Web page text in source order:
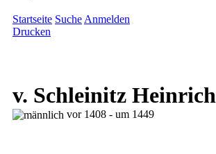
Startseite Suche Anmelden
Drucken
v. Schleinitz Heinrich
vor 1408 - um 1449